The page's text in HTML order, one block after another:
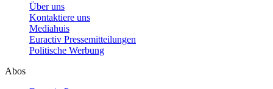
Über uns
Kontaktiere uns
Mediahuis
Euractiv Pressemitteilungen
Politische Werbung
Abos